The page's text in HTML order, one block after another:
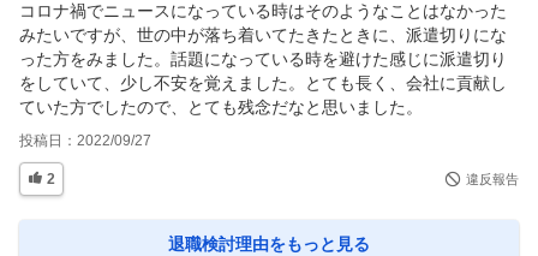
コロナ禍でニュースになっている時はそのようなことはなかった
みたいですが、世の中が落ち着いてたきたときに、派遣切りにな
った方をみました。話題になっている時を避けた感じに派遣切り
をしていて、少し不安を覚えました。とても長く、会社に貢献し
ていた方でしたので、とても残念だなと思いました。
投稿日： 2022/09/27
2 違反報告
退職検討理由をもっと見る